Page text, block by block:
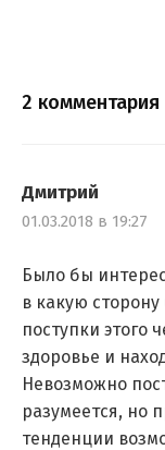
2 комментария
Дмитрий
01.03.2018 в 19:27
Было бы
в какую
поступки этого
здоровье и
Невозможно
разумеется, но
тенденции